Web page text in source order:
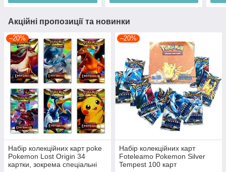
Акційні пропозиції та новинки
–20%
Набір колекційних карт poke
Pokemon Lost Origin 34
картки, зокрема спеціальні
–20%
Набір колекційних карт
Foteleamo Pokemon Silver
Tempest 100 карт